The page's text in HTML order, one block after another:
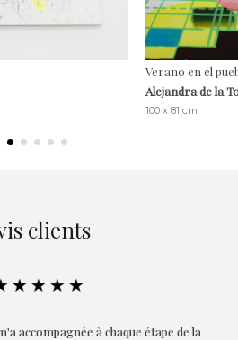
Verano en el
Alejandra de la
100 x 81 cm
clients
accompagnée à chaque étape de la